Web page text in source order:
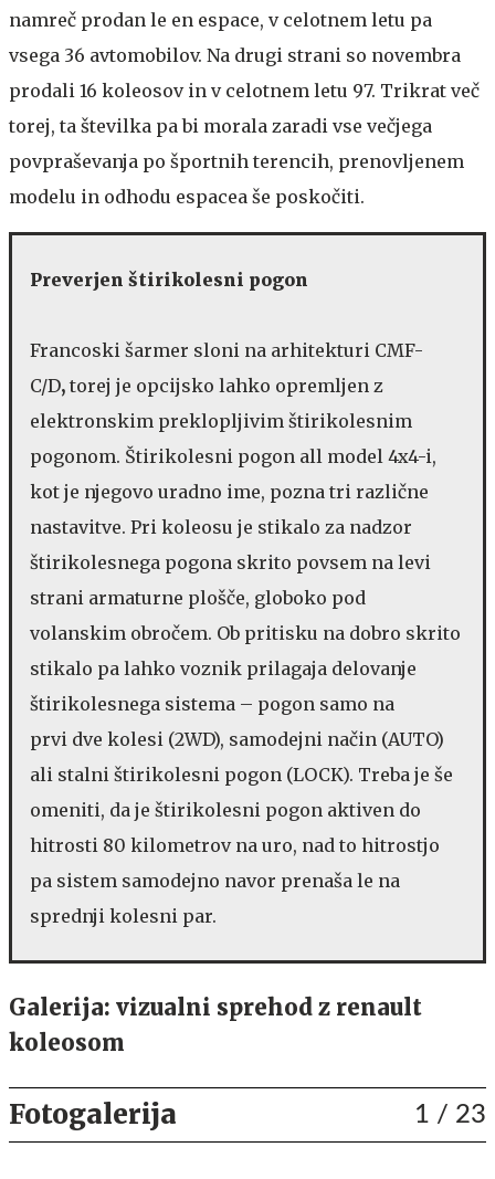
namreč prodan le en espace, v celotnem letu pa
vsega 36 avtomobilov. Na drugi strani so novembra
prodali 16 koleosov in v celotnem letu 97. Trikrat več
torej, ta številka pa bi morala zaradi vse večjega
povpraševanja po športnih terencih, prenovljenem
modelu in odhodu espacea še poskočiti.
Preverjen štirikolesni pogon
Francoski šarmer sloni na arhitekturi CMF-
C/D, torej je opcijsko lahko opremljen z
elektronskim preklopljivim štirikolesnim
pogonom. Štirikolesni pogon all model 4x4-i,
kot je njegovo uradno ime, pozna tri različne
nastavitve. Pri koleosu je stikalo za nadzor
štirikolesnega pogona skrito povsem na levi
strani armaturne plošče, globoko pod
volanskim obročem. Ob pritisku na dobro skrito
stikalo pa lahko voznik prilagaja delovanje
štirikolesnega sistema – pogon samo na
prvi dve kolesi (2WD), samodejni način (AUTO)
ali stalni štirikolesni pogon (LOCK). Treba je še
omeniti, da je štirikolesni pogon aktiven do
hitrosti 80 kilometrov na uro, nad to hitrostjo
pa sistem samodejno navor prenaša le na
sprednji kolesni par.
Galerija: vizualni sprehod z renault
koleosom
Fotogalerija 1 / 23